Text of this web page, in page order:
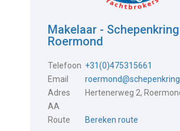
Makelaar - Schepenkring
Roermond
Telefoon +31(0)475315661
Email
Adres
Hertenerweg 2,
AA
Route
Bereken route